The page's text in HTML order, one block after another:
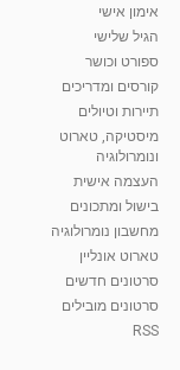
01:37
01:46
05:37
אימון אישי
הגיל שלישי
ספורט וכושר
קורסים ומדריכים
תיירות וטיולים
מיסטיקה, טארוט
ונומרולוגיה
העצמה אישית
בישול ומתכונים
מחשבון נומרולוגיה
טארוט אונליין
סרטונים חדשים
סרטונים מובילים
RSS